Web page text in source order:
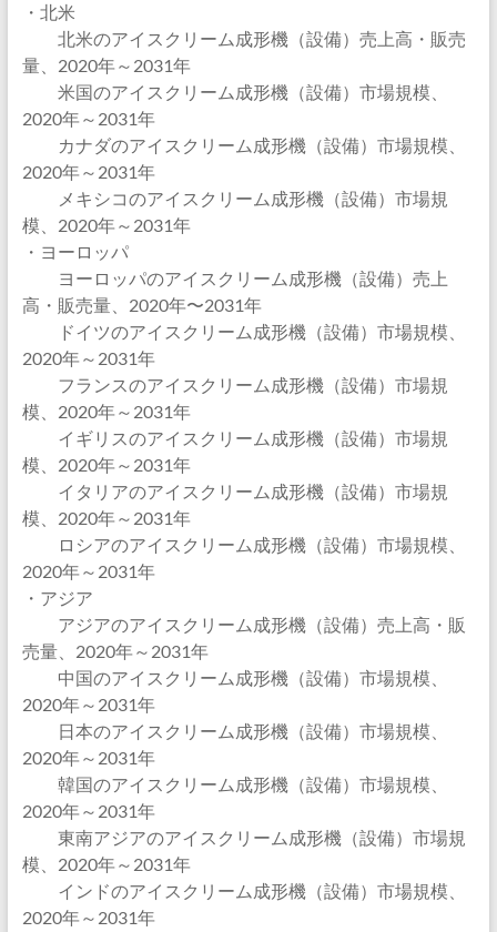
・北米
北米のアイスクリーム成形機（設備）売上高・販売
量、2020年～2031年
米国のアイスクリーム成形機（設備）市場規模、
2020年～2031年
カナダのアイスクリーム成形機（設備）市場規模、
2020年～2031年
メキシコのアイスクリーム成形機（設備）市場規
模、2020年～2031年
・ヨーロッパ
ヨーロッパのアイスクリーム成形機（設備）売上
高・販売量、2020年〜2031年
ドイツのアイスクリーム成形機（設備）市場規模、
2020年～2031年
フランスのアイスクリーム成形機（設備）市場規
模、2020年～2031年
イギリスのアイスクリーム成形機（設備）市場規
模、2020年～2031年
イタリアのアイスクリーム成形機（設備）市場規
模、2020年～2031年
ロシアのアイスクリーム成形機（設備）市場規模、
2020年～2031年
・アジア
アジアのアイスクリーム成形機（設備）売上高・販
売量、2020年～2031年
中国のアイスクリーム成形機（設備）市場規模、
2020年～2031年
日本のアイスクリーム成形機（設備）市場規模、
2020年～2031年
韓国のアイスクリーム成形機（設備）市場規模、
2020年～2031年
東南アジアのアイスクリーム成形機（設備）市場規
模、2020年～2031年
インドのアイスクリーム成形機（設備）市場規模、
2020年～2031年